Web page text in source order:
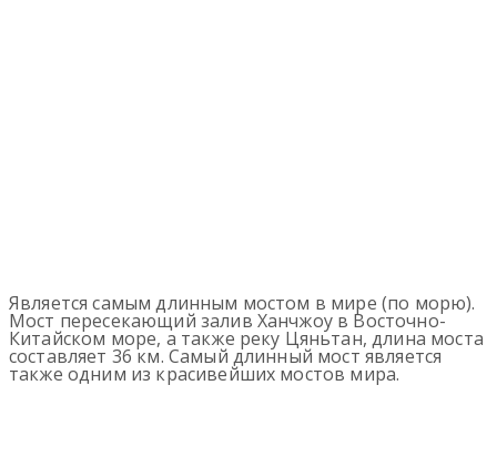
Является самым длинным мостом в мире (по морю).
Мост пересекающий залив Ханчжоу в Восточно-
Китайском море, а также реку Цяньтан, длина моста
составляет 36 км. Самый длинный мост является
также одним из красивейших мостов мира.